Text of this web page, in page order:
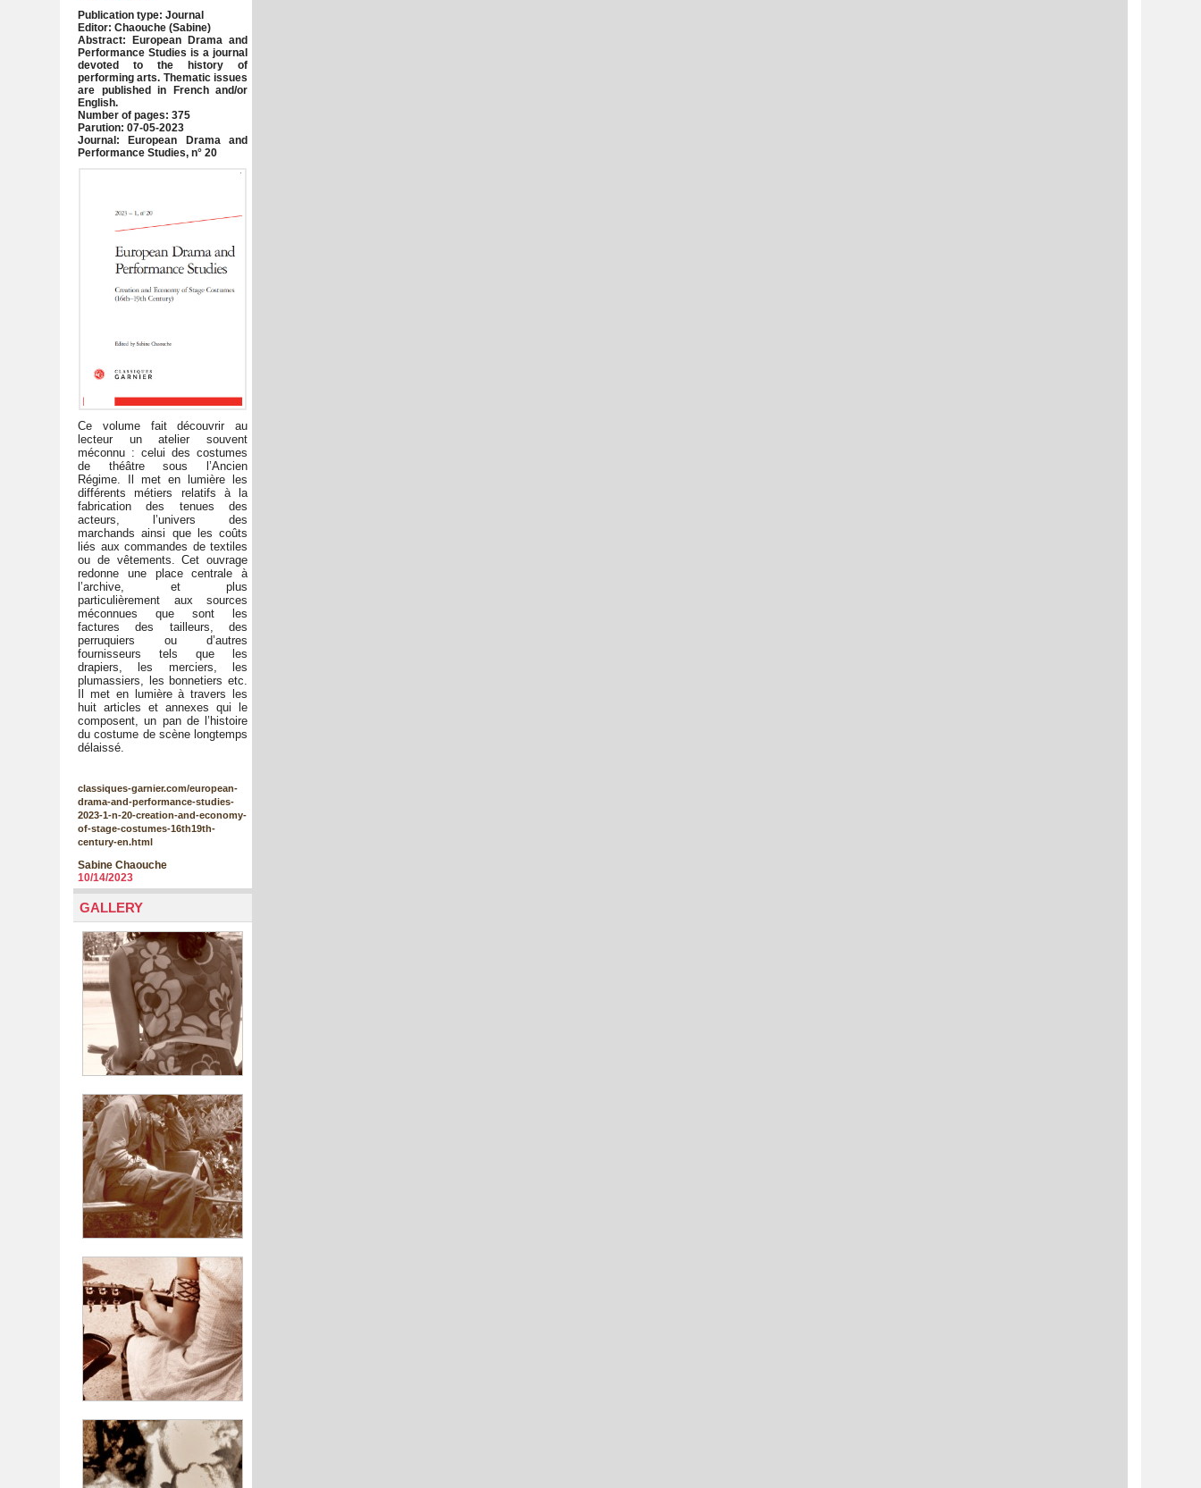
Publication type: Journal
Editor: Chaouche (Sabine)
Abstract: European Drama and
Performance Studies is a journal
devoted to the history of
performing arts. Thematic issues
are published in French and/or
English.
Number of pages: 375
Parution: 07-05-2023
Journal: European Drama and
Performance Studies, n° 20
Ce volume fait découvrir au
lecteur un atelier souvent
méconnu : celui des costumes
de théâtre sous l’Ancien
Régime. Il met en lumière les
différents métiers relatifs à la
fabrication des tenues des
acteurs, l’univers des
marchands ainsi que les coûts
liés aux commandes de textiles
ou de vêtements. Cet ouvrage
redonne une place centrale à
l’archive, et plus
particulièrement aux sources
méconnues que sont les
factures des tailleurs, des
perruquiers ou d’autres
fournisseurs tels que les
drapiers, les merciers, les
plumassiers, les bonnetiers etc.
Il met en lumière à travers les
huit articles et annexes qui le
composent, un pan de l’histoire
du costume de scène longtemps
délaissé.
classiques-garnier.com/european-
drama-and-performance-studies-
2023-1-n-20-creation-and-economy-
of-stage-costumes-16th19th-
century-en.html
Sabine Chaouche
10/14/2023
GALLERY